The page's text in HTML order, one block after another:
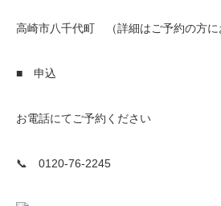
高崎市八千代町 （詳細はご予約の方に
■ 申込
お電話にてご予約ください
📞 0120-76-2245